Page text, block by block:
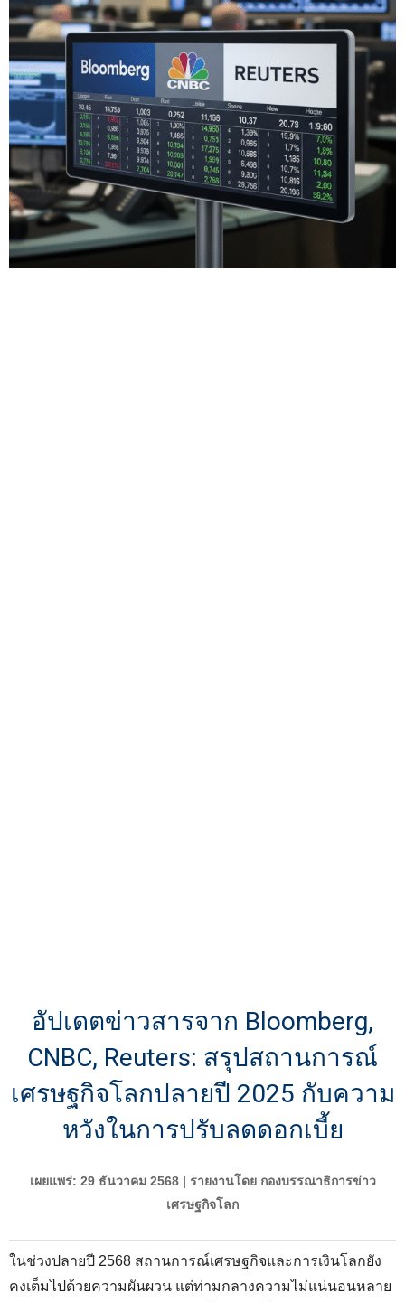
อัปเดตข่าวสารจาก Bloomberg,
CNBC, Reuters: สรุปสถานการณ์
เศรษฐกิจโลกปลายปี 2025 กับความ
หวังในการปรับลดดอกเบี้ย
เผยแพร่: 29 ธันวาคม 2568 | รายงานโดย กองบรรณาธิการข่าว
เศรษฐกิจโลก
ในช่วงปลายปี 2568 สถานการณ์เศรษฐกิจและการเงินโลกยัง
คงเต็มไปด้วยความผันผวน แต่ท่ามกลางความไม่แน่นอนหลาย